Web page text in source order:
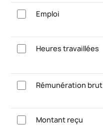
Emploi
Heures travaillées
Rémunération brut
Montant reçu